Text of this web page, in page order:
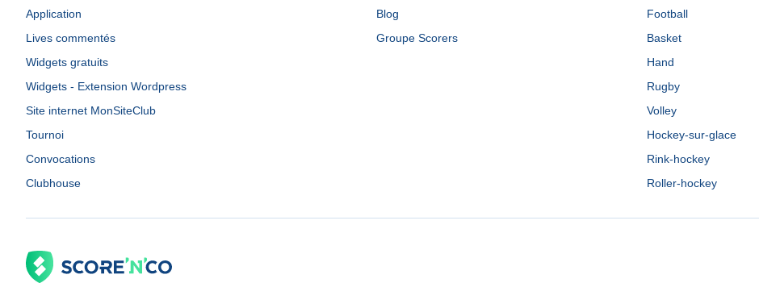
Application
Lives commentés
Widgets gratuits
Widgets - Extension Wordpress
Site internet MonSiteClub
Tournoi
Convocations
Clubhouse
Blog
Groupe Scorers
Football
Basket
Hand
Rugby
Volley
Hockey-sur-glace
Rink-hockey
Roller-hockey